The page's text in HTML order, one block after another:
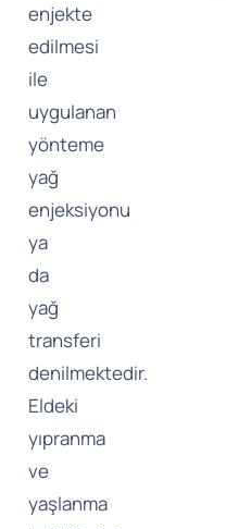
enjekte
edilmesi
ile
uygulanan
yönteme
yağ
enjeksiyonu
ya
da
yağ
transferi
denilmektedir.
Eldeki
yıpranma
ve
yaşlanma